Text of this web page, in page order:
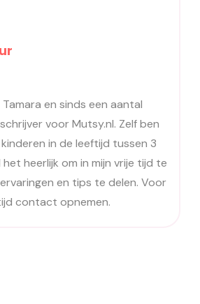
Tamara en sinds een aantal
voor Mutsy.nl. Zelf ben
in de leeftijd tussen 3
het heerlijk om in mijn vrije tijd te
en tips te delen. Voor
contact opnemen.